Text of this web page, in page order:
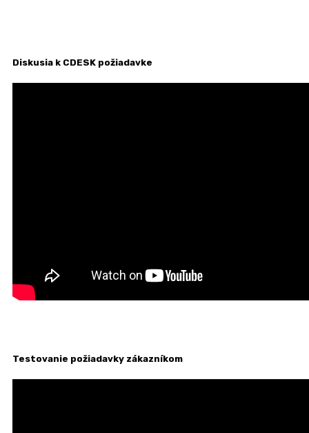
Diskusia k CDESK požiadavke
Testovanie požiadavky zákazníkom